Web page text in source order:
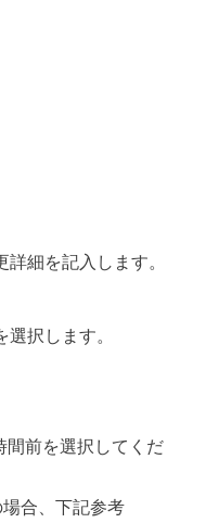
細を記入します。
択します。
間前を選択してくだ
合、下記参考